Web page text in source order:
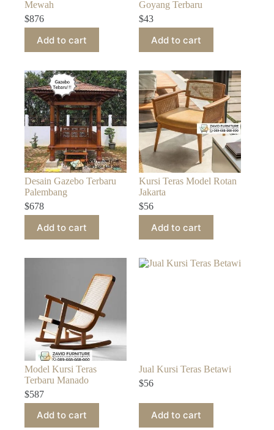
Mewah
$876
Add to cart
Goyang Terbaru
$43
Add to cart
Desain Gazebo Terbaru
Palembang
$678
Add to cart
Kursi Teras Model Rotan
Jakarta
$56
Add to cart
Model Kursi Teras
Terbaru Manado
$587
Add to cart
Jual Kursi Teras Betawi
$56
Add to cart